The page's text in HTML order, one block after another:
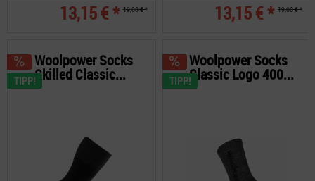
13,15 € * 19,00 € * 13,15 € * 19,00 € *
TIPP!
Woolpower Socks
Skilled Classic... TIPP!
Woolpower Socks
Classic Logo 400...